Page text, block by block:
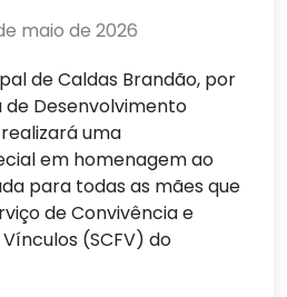
maio de 2026
de Caldas Brandão, por
Desenvolvimento
uma
em homenagem ao
para todas as mães que
de Convivência e
(SCFV) do